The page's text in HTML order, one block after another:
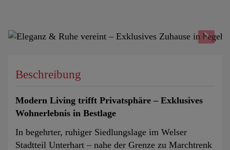
Beschreibung
Modern Living trifft Privatsphäre – Exklusives
Wohnerlebnis in Bestlage
In begehrter, ruhiger Siedlungslage im Welser
Stadtteil Unterhart – nahe der Grenze zu Marchtrenk